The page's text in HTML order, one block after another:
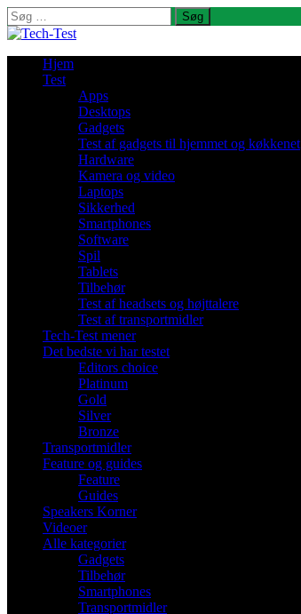
Søg
efter:
Hjem
Test
Apps
Desktops
Gadgets
Test af gadgets til hjemmet og køkkenet
Hardware
Kamera og video
Laptops
Sikkerhed
Smartphones
Software
Spil
Tablets
Tilbehør
Test af headsets og højttalere
Test af transportmidler
Tech-Test mener
Det bedste vi har testet
Editors choice
Platinum
Gold
Silver
Bronze
Transportmidler
Feature og guides
Feature
Guides
Speakers Korner
Videoer
Alle kategorier
Gadgets
Tilbehør
Smartphones
Transportmidler